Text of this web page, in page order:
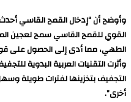
وأوضح أن “إدخال القمح القاسي
القوي للقمح القاسي سمح لعجين
الطهي، مما أدى إلى الحصول على
وأثرت التقنيات العربية البدوية
التجفيف بتخزينها لفترات طويلة
أخرى”.